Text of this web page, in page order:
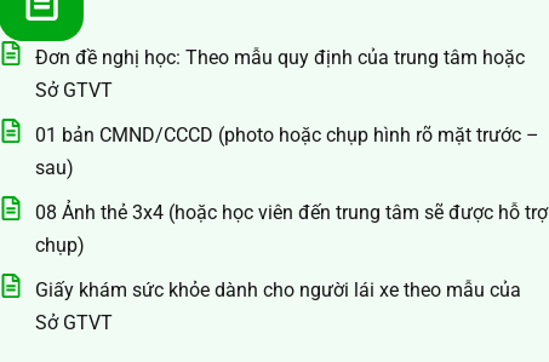
Đơn đề nghị học: Theo mẫu quy định của trung tâm hoặc
Sở GTVT
01 bản CMND/CCCD (photo hoặc chụp hình rõ mặt trước –
sau)
08 Ảnh thẻ 3x4 (hoặc học viên đến trung tâm sẽ được hỗ trợ
chụp)
Giấy khám sức khỏe dành cho người lái xe theo mẫu của
Sở GTVT